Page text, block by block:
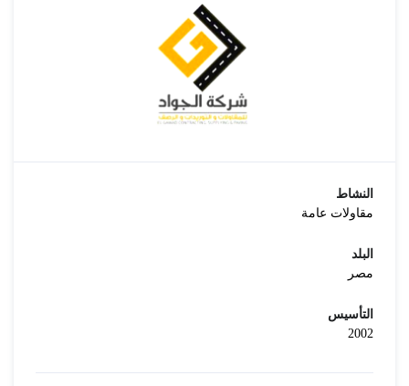
النشاط
مقاولات عامة
البلد
مصر
التأسيس
2002